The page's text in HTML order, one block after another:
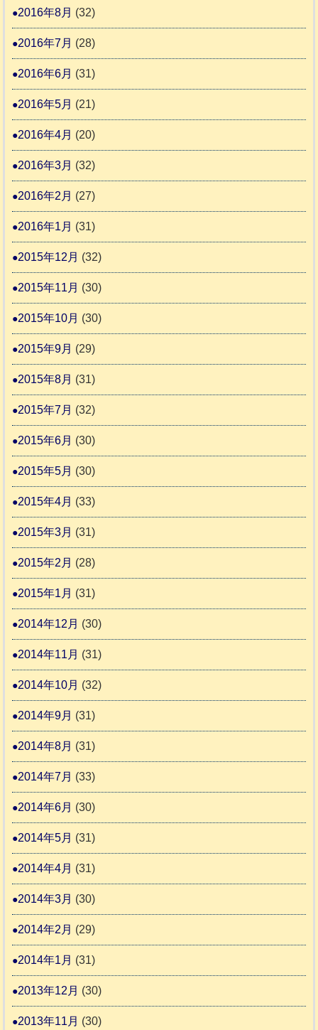
2016年8月 (32)
2016年7月 (28)
2016年6月 (31)
2016年5月 (21)
2016年4月 (20)
2016年3月 (32)
2016年2月 (27)
2016年1月 (31)
2015年12月 (32)
2015年11月 (30)
2015年10月 (30)
2015年9月 (29)
2015年8月 (31)
2015年7月 (32)
2015年6月 (30)
2015年5月 (30)
2015年4月 (33)
2015年3月 (31)
2015年2月 (28)
2015年1月 (31)
2014年12月 (30)
2014年11月 (31)
2014年10月 (32)
2014年9月 (31)
2014年8月 (31)
2014年7月 (33)
2014年6月 (30)
2014年5月 (31)
2014年4月 (31)
2014年3月 (30)
2014年2月 (29)
2014年1月 (31)
2013年12月 (30)
2013年11月 (30)